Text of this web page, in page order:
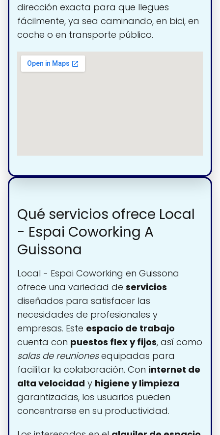
dirección exacta para que llegues
fácilmente, ya sea caminando, en bici, en
coche o en transporte público.
Qué servicios ofrece Local
- Espai Coworking A
Guissona
Local - Espai Coworking en Guissona
ofrece una variedad de servicios
diseñados para satisfacer las
necesidades de profesionales y
empresas. Este espacio de trabajo
cuenta con puestos flex y fijos, así como
salas de reunionesequipadas para
facilitar la colaboración. Con internet de
alta velocidad y higiene y limpieza
garantizadas, los usuarios pueden
concentrarse en su productividad.